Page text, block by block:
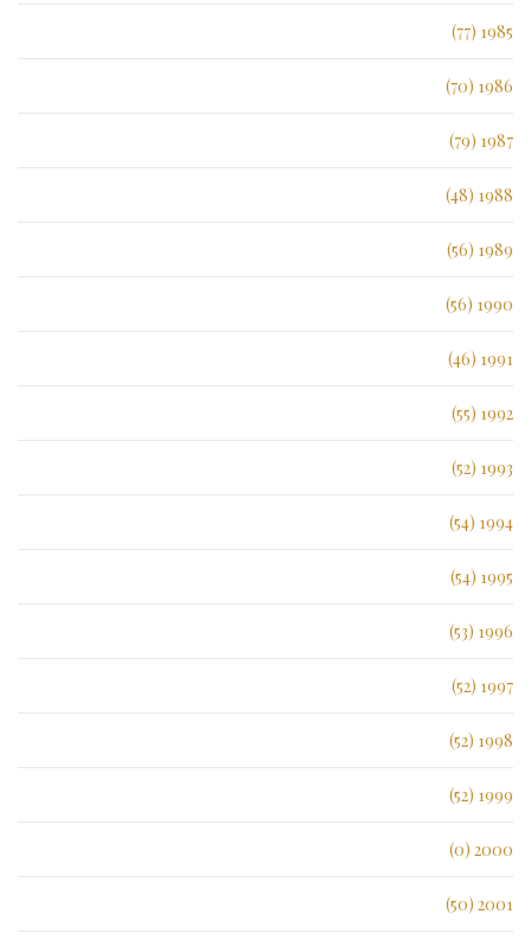
1985 (77)
1986 (70)
1987 (79)
1988 (48)
1989 (56)
1990 (56)
1991 (46)
1992 (55)
1993 (52)
1994 (54)
1995 (54)
1996 (53)
1997 (52)
1998 (52)
1999 (52)
2000 (0)
2001 (50)